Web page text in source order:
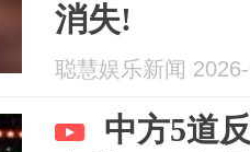
消失!
聪慧娱乐新闻
中方5道